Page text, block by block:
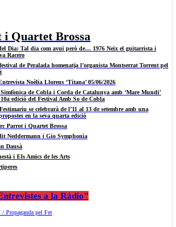
Quartet Brossa
Dia: Tal dia com avui però de… 1976 Neix el guitarrista i
Racero
de Peralada homenatja l’organista Montserrat Torrent pel
Noèlia Llorens ‘Titana’ 05/06/2026
de Cobla i Corda de Catalunya amb ‘Mare Mundi’
edició del Festival Amb So de Cobla
se celebrarà de l’11 al 13 de setembre amb una
en la seva quarta edició
Parrot i Quartet Brossa
Neddermann i Gio Symphonia
Dausà
i Els Amics de les Arts
a la Ràdio"